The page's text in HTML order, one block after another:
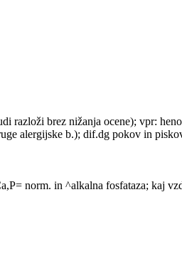
razloži brez nižanja ocene); vpr:
alergijske b.); dif.dg pokov in
norm. in ^alkalna fosfataza; kaj